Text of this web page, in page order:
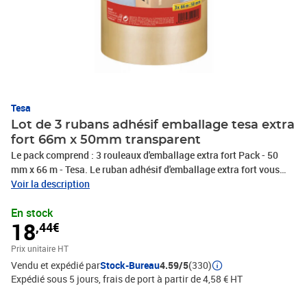
Tesa
Lot de 3 rubans adhésif emballage tesa extra
fort 66m x 50mm transparent
Le pack comprend : 3 rouleaux d'emballage extra fort Pack - 50
mm x 66 m - Tesa. Le ruban adhésif d'emballage extra fort vous
permettra de fermer vos colis et plis. Très résistant, il colle
Largeur du ruban : 50 mm. Longueur du ruban : 66 m. Coloris :
transparent.
Voir la description
En stock
18,44€
Prix unitaire HT
Vendu et expédié parStock-Bureau4.59/5(330)
Expédié sous 5 jours, frais de port à partir de 4,58 € HT